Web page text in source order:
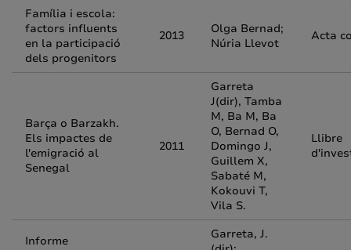
Família i escola:
factors influents
en la participació
dels progenitors
2013
Olga Bernad;
Núria Llevot
Acta
Barça o Barzakh.
Els impactes de
l'emigració al
Senegal
2011
Garreta
J(dir), Tamba
M, Ba M, Ba
O, Bernad O,
Domingo J,
Guillem X,
Sabaté M,
Kokouvi T,
Vila S.
Llibre
Informe
Garreta, J.